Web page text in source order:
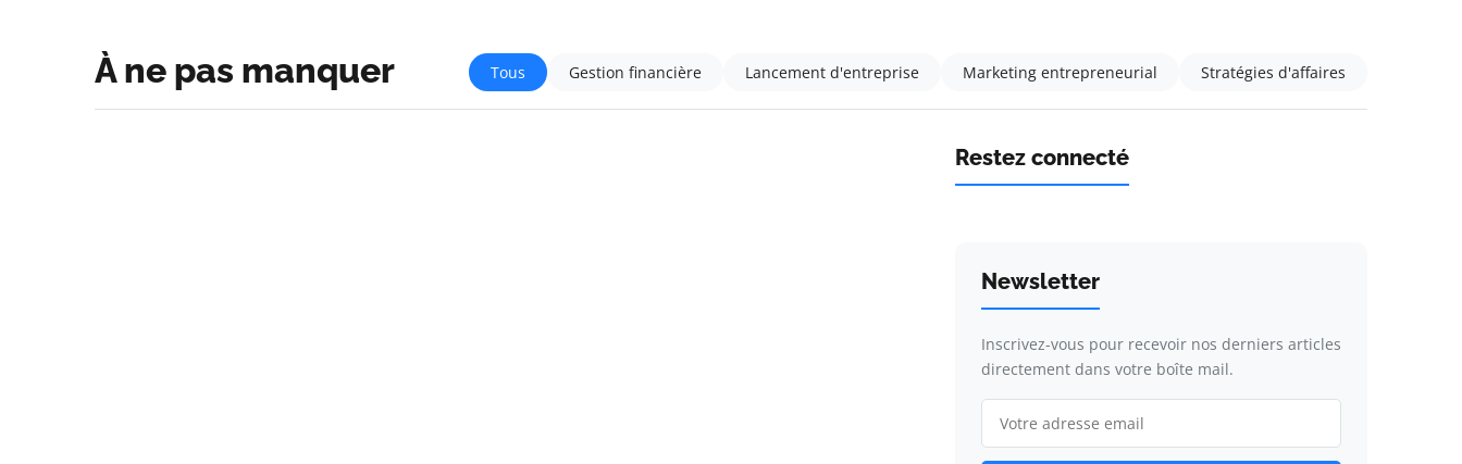
À ne pas manquer Tous Gestion financière Lancement d'entreprise Marketing entrepreneurial Stratégies d'affaires
Restez connecté
Newsletter
Inscrivez-vous pour recevoir nos derniers articles
directement dans votre boîte mail.